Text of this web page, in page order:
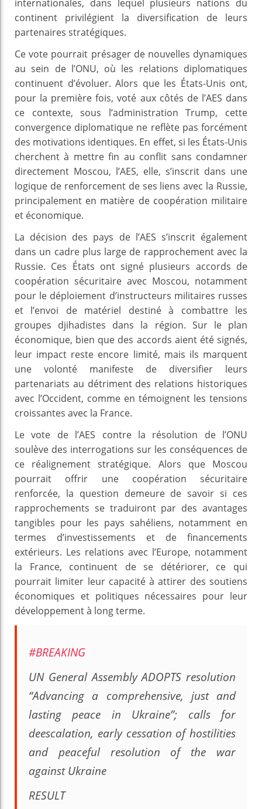
internationales, dans lequel plusieurs nations du
continent privilégient la diversification de leurs
partenaires stratégiques.
Ce vote pourrait présager de nouvelles dynamiques
au sein de l’ONU, où les relations diplomatiques
continuent d’évoluer. Alors que les États-Unis ont,
pour la première fois, voté aux côtés de l’AES dans
ce contexte, sous l’administration Trump, cette
convergence diplomatique ne reflète pas forcément
des motivations identiques. En effet, si les États-Unis
cherchent à mettre fin au conflit sans condamner
directement Moscou, l’AES, elle, s’inscrit dans une
logique de renforcement de ses liens avec la Russie,
principalement en matière de coopération militaire
et économique.
La décision des pays de l’AES s’inscrit également
dans un cadre plus large de rapprochement avec la
Russie. Ces États ont signé plusieurs accords de
coopération sécuritaire avec Moscou, notamment
pour le déploiement d’instructeurs militaires russes
et l’envoi de matériel destiné à combattre les
groupes djihadistes dans la région. Sur le plan
économique, bien que des accords aient été signés,
leur impact reste encore limité, mais ils marquent
une volonté manifeste de diversifier leurs
partenariats au détriment des relations historiques
avec l’Occident, comme en témoignent les tensions
croissantes avec la France.
Le vote de l’AES contre la résolution de l’ONU
soulève des interrogations sur les conséquences de
ce réalignement stratégique. Alors que Moscou
pourrait offrir une coopération sécuritaire
renforcée, la question demeure de savoir si ces
rapprochements se traduiront par des avantages
tangibles pour les pays sahéliens, notamment en
termes d’investissements et de financements
extérieurs. Les relations avec l’Europe, notamment
la France, continuent de se détériorer, ce qui
pourrait limiter leur capacité à attirer des soutiens
économiques et politiques nécessaires pour leur
développement à long terme.
#BREAKING
UN General Assembly ADOPTS resolution
“Advancing a comprehensive, just and
lasting peace in Ukraine”; calls for
deescalation, early cessation of hostilities
and peaceful resolution of the war
against Ukraine
RESULT